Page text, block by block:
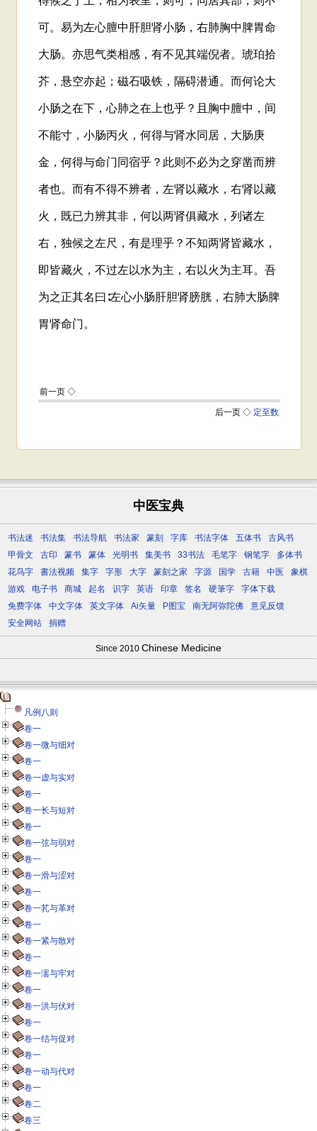
中医宝典
书法迷 书法集 书法导航 书法家 篆刻 字库 书法字体 五体书
古风书
甲骨文
古印 篆书 篆体 光明书 集美书 33书法 毛笔字 钢笔字
多体书
花鸟字
書法视频 集字 字形 大字 篆刻之家 字源 国学 古籍 中医
象棋
游戏
电子书 商城 起名 识字 英语 印章 签名 硬筆字
字体下载
免费字体
中文字体 英文字体 Ai矢量 P图宝 南无阿弥陀佛
意见反馈
安全网站
捐赠
Since 2010 Chinese Medicine
凡例八则
卷一
卷一微与细对
卷一
卷一虚与实对
卷一
卷一长与短对
卷一
卷一弦与弱对
卷一
卷一滑与涩对
卷一
卷一芤与革对
卷一
卷一紧与散对
卷一
卷一濡与牢对
卷一
卷一洪与伏对
卷一
卷一结与促对
卷一
卷一动与代对
卷一
卷二
卷三